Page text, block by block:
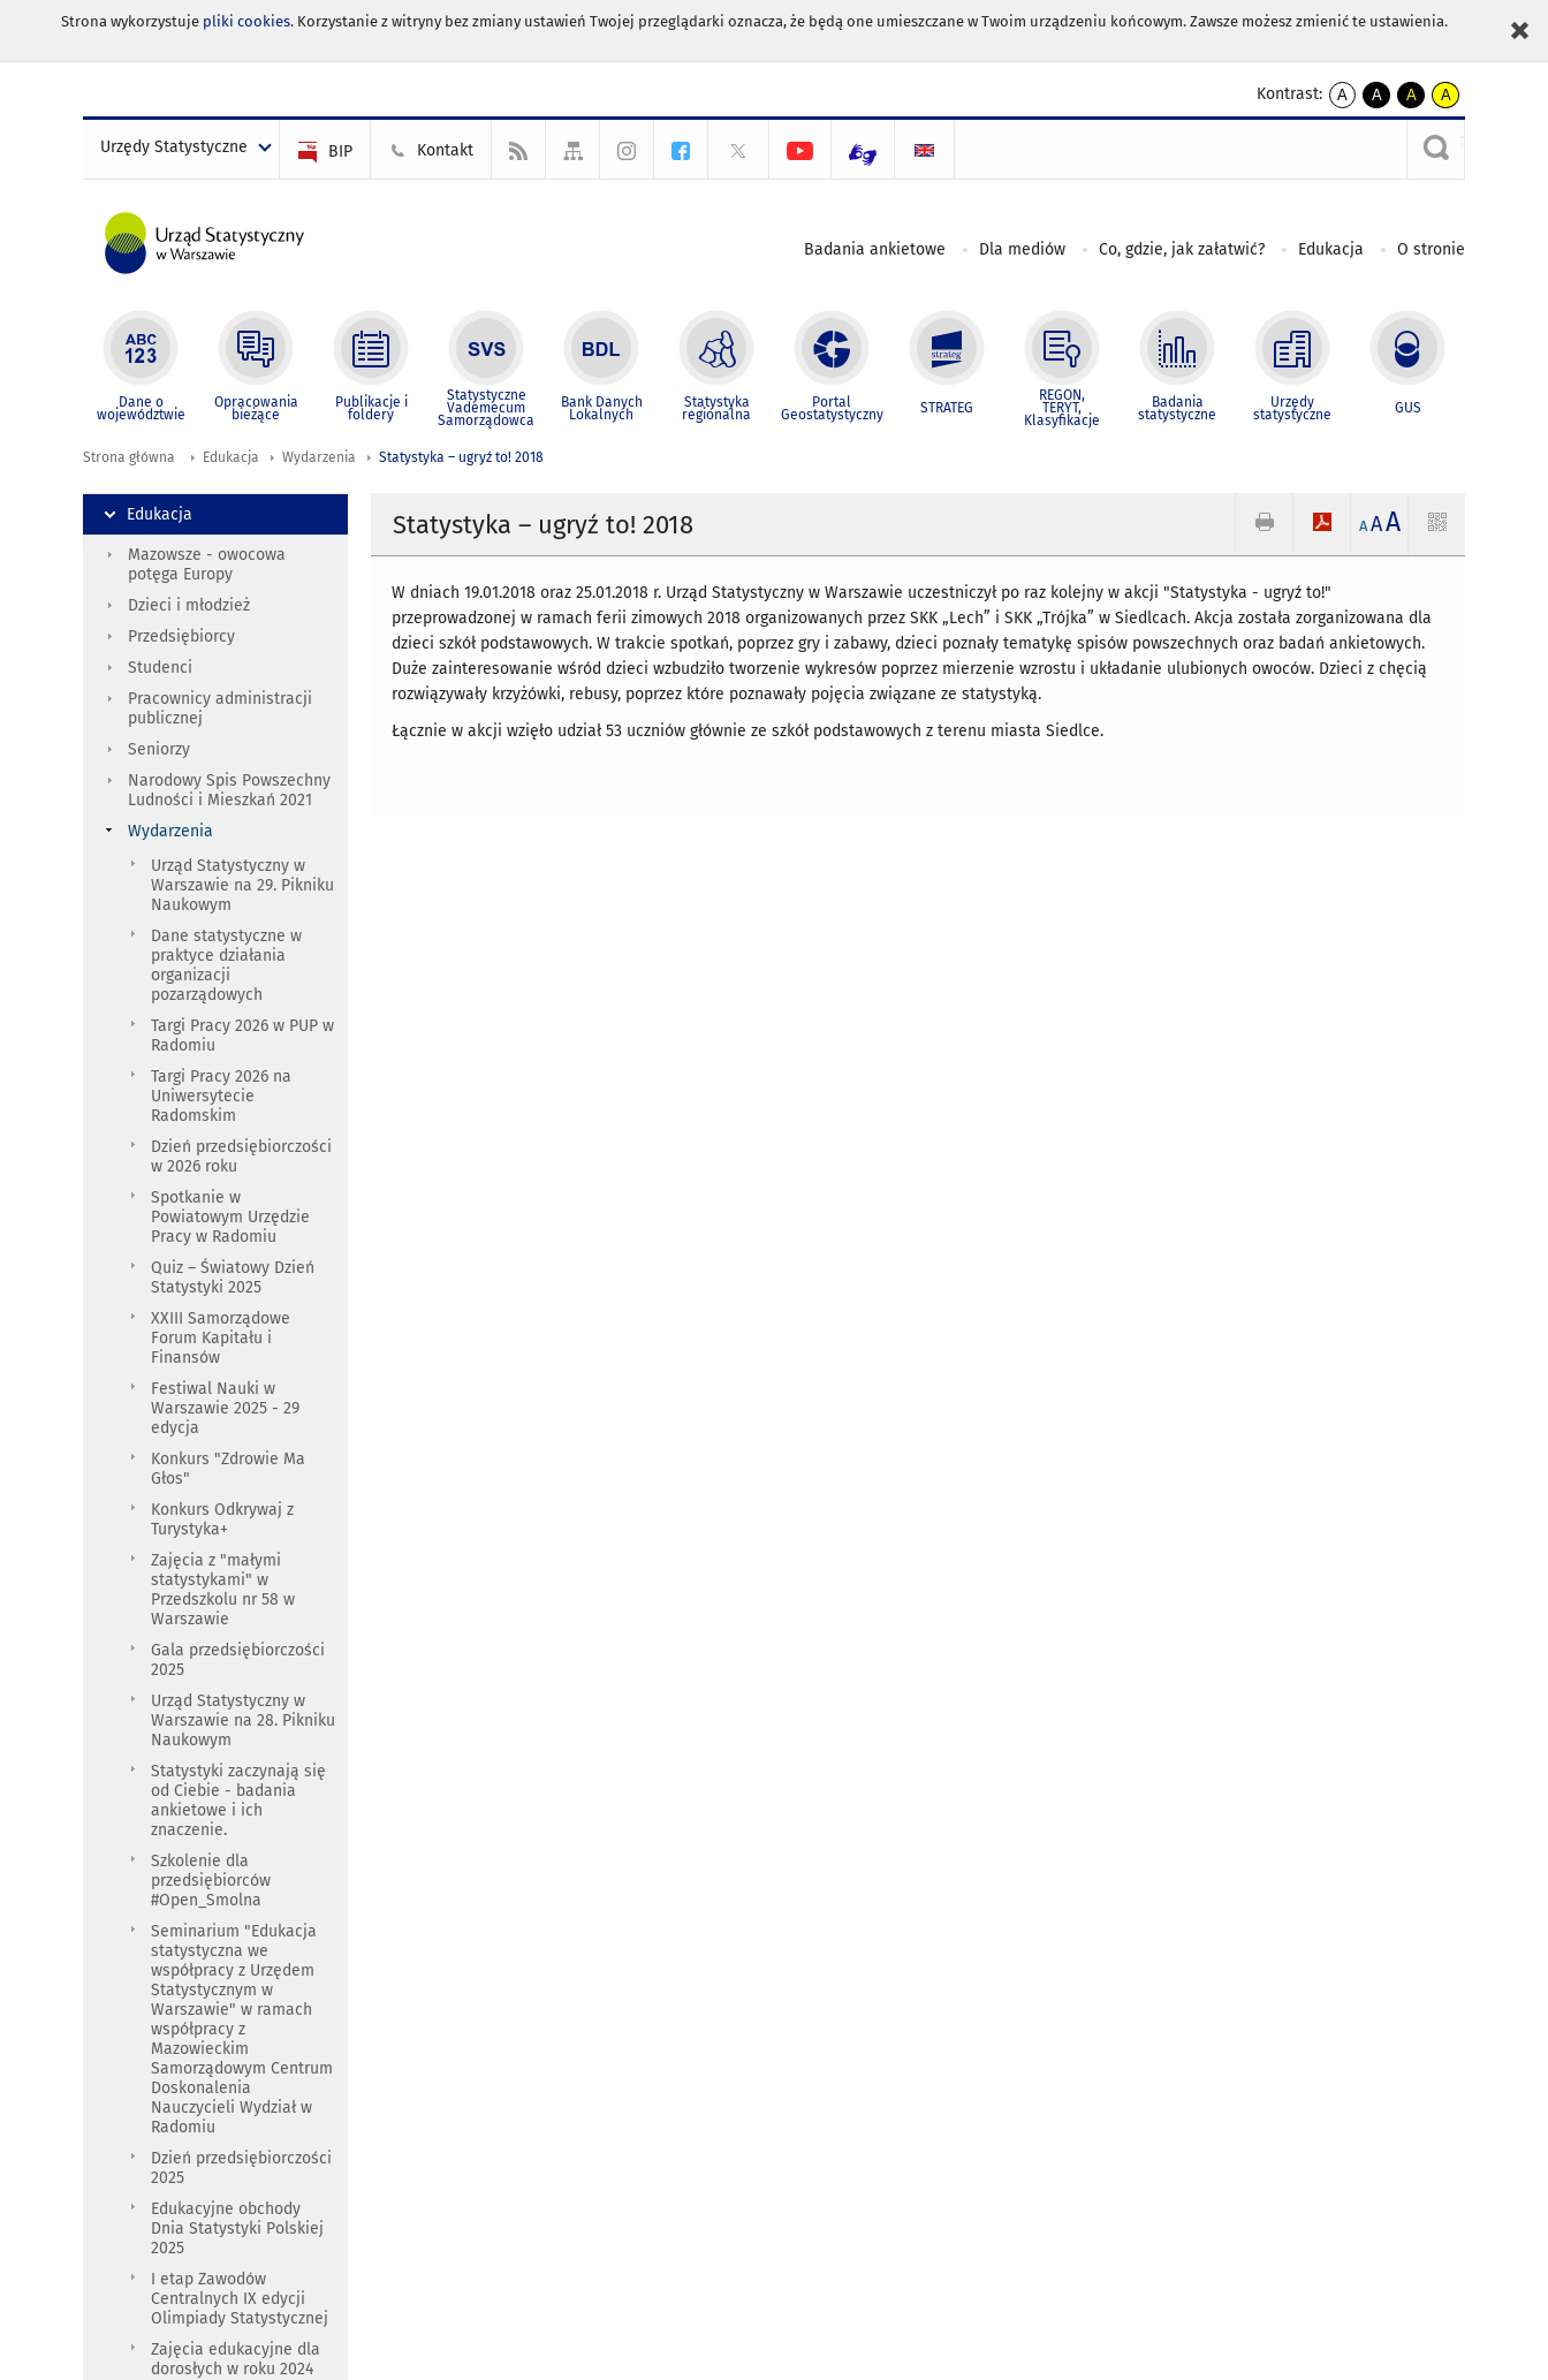
Strona wykorzystuje pliki cookies. Korzystanie z witryny bez zmiany ustawień Twojej przeglądarki oznacza, że będą one umieszczane w Twoim urządzeniu końcowym. Zawsze możesz zmienić te ustawienia.
Kontrast:
A
kontrast
A
kontrast
czarnym
A
kontrast
żółty
tekst
czarnym
A
kontrast
czarny
tekst
żółtym
Urzędy Statystyczne BIP Kontakt
Badania ankietowe Dla mediów Co, gdzie, jak załatwić? Edukacja O stronie
Dane o
województwie
Opracowania
bieżące
Publikacje i
foldery
Statystyczne
Vademecum
Samorządowca
Bank Danych
Lokalnych
Statystyka
regionalna
Portal
Geostatystyczny STRATEG
REGON,
TERYT,
Klasyfikacje
Badania
statystyczne
Urzędy
statystyczne GUS
Strona główna Edukacja Wydarzenia Statystyka – ugryź to! 2018
Statystyka – ugryź to! 2018 A AA
W dniach 19.01.2018 oraz 25.01.2018 r. Urząd Statystyczny w Warszawie uczestniczył po raz kolejny w akcji "Statystyka - ugryź to!"
przeprowadzonej w ramach ferii zimowych 2018 organizowanych przez SKK „Lech” i SKK „Trójka” w Siedlcach. Akcja została zorganizowana dla
dzieci szkół podstawowych. W trakcie spotkań, poprzez gry i zabawy, dzieci poznały tematykę spisów powszechnych oraz badań ankietowych.
Duże zainteresowanie wśród dzieci wzbudziło tworzenie wykresów poprzez mierzenie wzrostu i układanie ulubionych owoców. Dzieci z chęcią
rozwiązywały krzyżówki, rebusy, poprzez które poznawały pojęcia związane ze statystyką.
Łącznie w akcji wzięło udział 53 uczniów głównie ze szkół podstawowych z terenu miasta Siedlce.
Edukacja
Mazowsze - owocowa
potęga Europy
Dzieci i młodzież
Przedsiębiorcy
Studenci
Pracownicy administracji
publicznej
Seniorzy
Narodowy Spis Powszechny
Ludności i Mieszkań 2021
Wydarzenia
Urząd Statystyczny w
Warszawie na 29. Pikniku
Naukowym
Dane statystyczne w
praktyce działania
organizacji
pozarządowych
Targi Pracy 2026 w PUP w
Radomiu
Targi Pracy 2026 na
Uniwersytecie
Radomskim
Dzień przedsiębiorczości
w 2026 roku
Spotkanie w
Powiatowym Urzędzie
Pracy w Radomiu
Quiz – Światowy Dzień
Statystyki 2025
XXIII Samorządowe
Forum Kapitału i
Finansów
Festiwal Nauki w
Warszawie 2025 - 29
edycja
Konkurs "Zdrowie Ma
Głos"
Konkurs Odkrywaj z
Turystyka+
Zajęcia z "małymi
statystykami" w
Przedszkolu nr 58 w
Warszawie
Gala przedsiębiorczości
2025
Urząd Statystyczny w
Warszawie na 28. Pikniku
Naukowym
Statystyki zaczynają się
od Ciebie - badania
ankietowe i ich
znaczenie.
Szkolenie dla
przedsiębiorców
#Open_Smolna
Seminarium "Edukacja
statystyczna we
współpracy z Urzędem
Statystycznym w
Warszawie" w ramach
współpracy z
Mazowieckim
Samorządowym Centrum
Doskonalenia
Nauczycieli Wydział w
Radomiu
Dzień przedsiębiorczości
2025
Edukacyjne obchody
Dnia Statystyki Polskiej
2025
I etap Zawodów
Centralnych IX edycji
Olimpiady Statystycznej
Zajęcia edukacyjne dla
dorosłych w roku 2024